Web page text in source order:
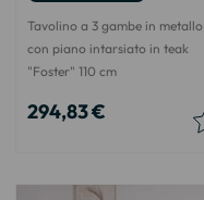
Tavolino a 3 gambe in metallo
con piano intarsiato in teak
"Foster" 110 cm
294,83 €